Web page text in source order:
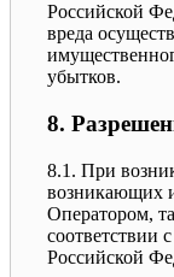
Российской
вреда
убытков.
8.
8.1. При
возникающих
Оператором,
соответствии
Российской